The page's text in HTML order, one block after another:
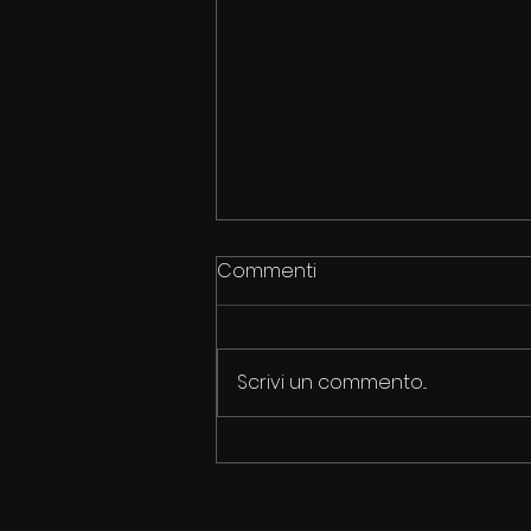
2050: 39 MILIONI DI MORTI DA
Commenti
Scrivi un commento...